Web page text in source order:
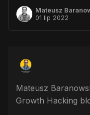
Mateusz
01 lip 2022
Mateusz
Growth Hacking